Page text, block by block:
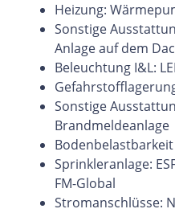
Heizung:
Sonstige
Anlage auf dem
Beleuchtung I&L:
Sonstige
Brandmeldeanlage
Sprinkleranlage:
FM-Global
Stromanschlüsse: